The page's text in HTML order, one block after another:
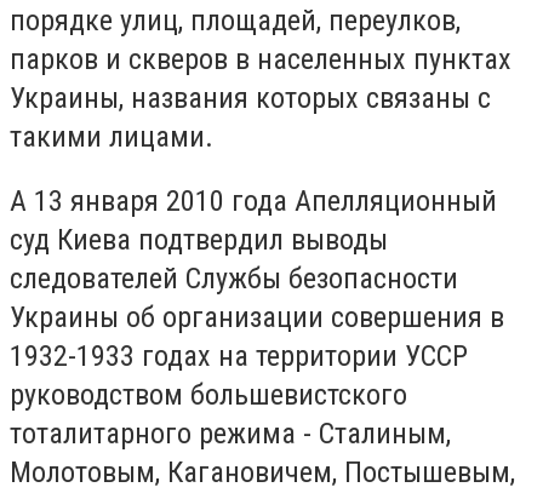
порядке улиц, площадей, переулков,
парков и скверов в населенных пунктах
Украины, названия которых связаны с
такими лицами.
А 13 января 2010 года Апелляционный
суд Киева подтвердил выводы
следователей Службы безопасности
Украины об организации совершения в
1932-1933 годах на территории УССР
руководством большевистского
тоталитарного режима - Сталиным,
Молотовым, Кагановичем, Постышевым,